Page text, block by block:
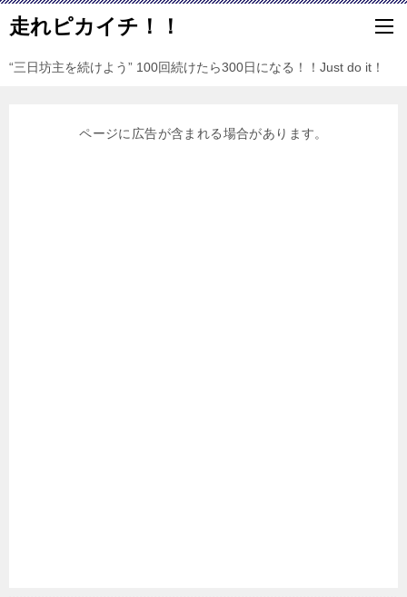
走れピカイチ！！
“三日坊主を続けよう” 100回続けたら300日になる！！Just do it！
ページに広告が含まれる場合があります。